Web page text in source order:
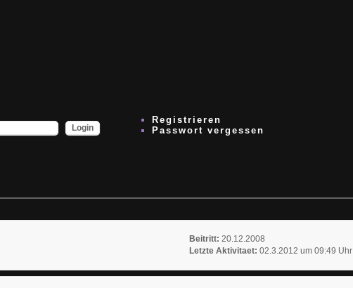
Registrieren
Passwort vergessen
Beitritt: 20.12.2008
Letzte Aktivitaet: 02.3.2012 um 09:49 Uhr